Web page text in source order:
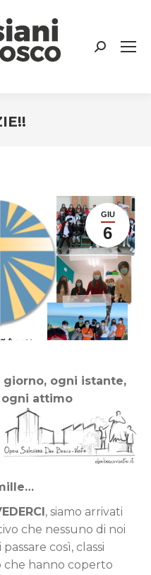
Search:
GIU
6
giorno, ogni istante,
ogni attimo
, siamo arrivati
che nessuno di noi
così, classi
che hanno coperto